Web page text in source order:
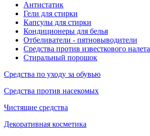
Антистатик
Гели для стирки
Капсулы для стирки
Кондиционеры для белья
Отбеливатели - пятновыводители
Средства против известкового налета
Стиральный порошок
Средства по уходу за обувью
Средства против насекомых
Чистящие средства
Декоративная косметика